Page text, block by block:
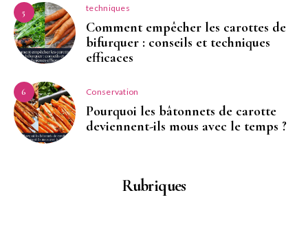
5 techniques
Comment empêcher les carottes de
bifurquer : conseils et techniques
efficaces
6 Conservation
Pourquoi les bâtonnets de carotte
deviennent-ils mous avec le temps ?
Rubriques